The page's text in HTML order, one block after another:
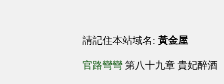
請記住本站域名: 黃金屋
官路彎彎 第八十九章 貴妃醉酒